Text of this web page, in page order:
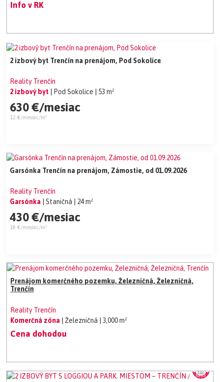
Info v RK
2 izbový byt Trenčín na prenájom, Pod Sokolice
Reality Trenčín
2 izbový byt
| Pod Sokolice | 53 m²
630 €/mesiac
12 €/mesiac/m²
Garsónka Trenčín na prenájom, Zámostie, od 01.09.2026
Reality Trenčín
Garsónka
| Staničná | 24 m²
430 €/mesiac
18 €/mesiac/m²
Prenájom komerčného pozemku, Železničná, Železničná,
Trenčín
Reality Trenčín
Komerčná zóna | Železničná | 3,000 m²
Cena dohodou